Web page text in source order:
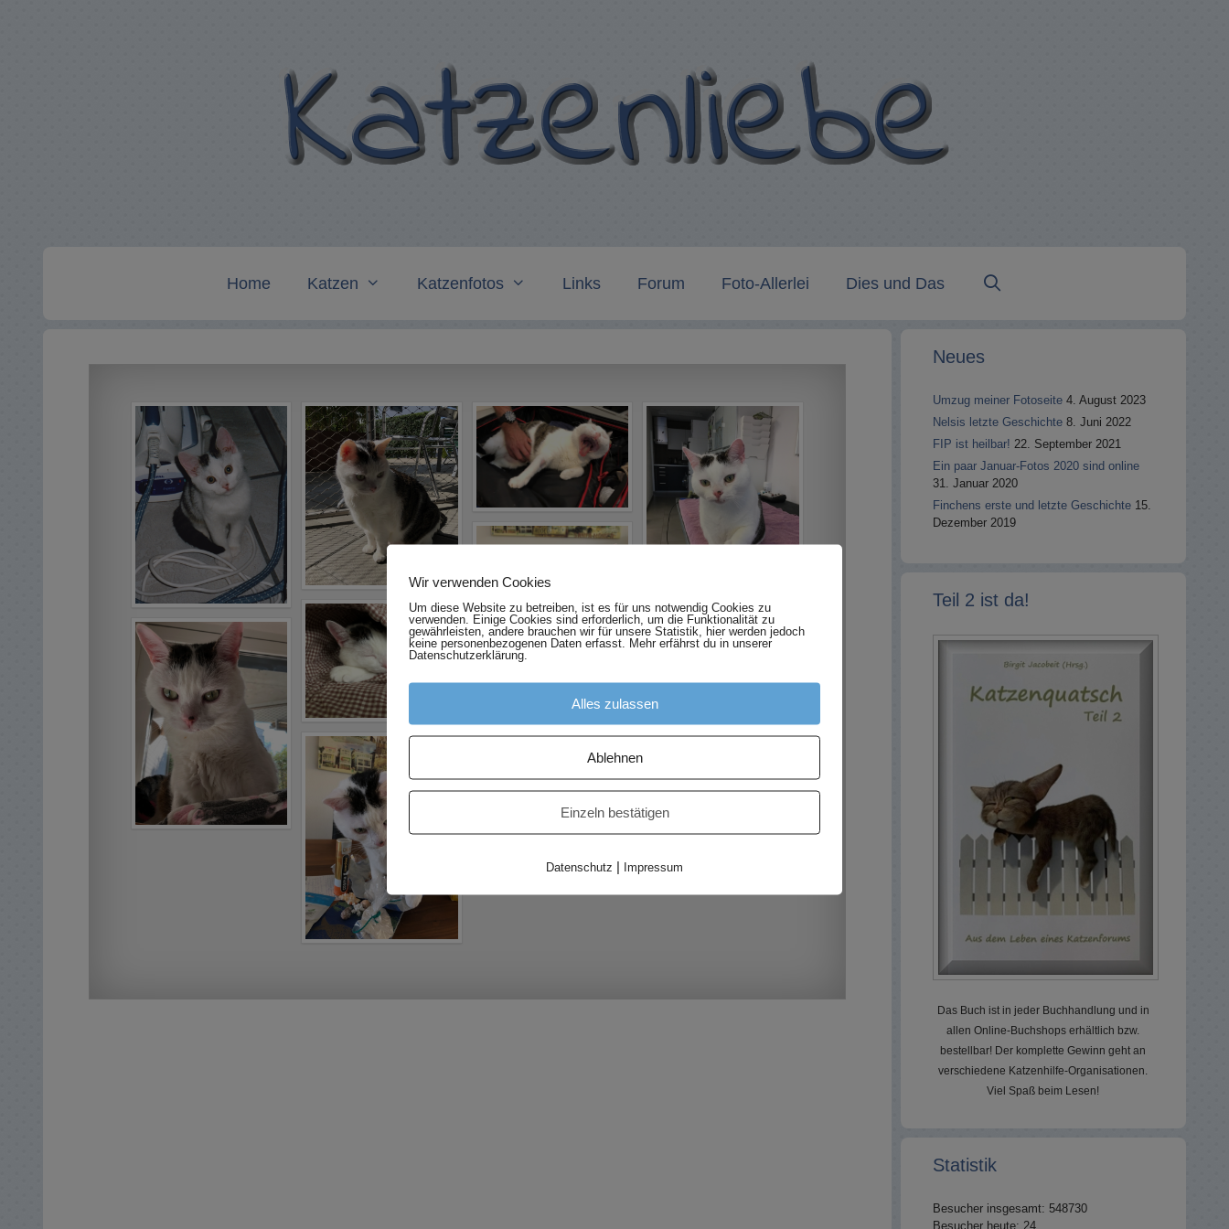
Home Katzen Katzenfotos Links Forum Foto-Allerlei Dies und Das
Neues
Umzug meiner Fotoseite 4. August 2023
Nelsis letzte Geschichte 8. Juni 2022
FIP ist heilbar! 22. September 2021
Ein paar Januar-Fotos 2020 sind online
31. Januar 2020
Finchens erste und letzte Geschichte 15.
Dezember 2019
Teil 2 ist da!
Das Buch ist in jeder Buchhandlung und in
allen Online-Buchshops erhältlich bzw.
bestellbar! Der komplette Gewinn geht an
verschiedene Katzenhilfe-Organisationen.
Viel Spaß beim Lesen!
Statistik
Besucher insgesamt: 548730
Besucher heute: 24
Wir verwenden Cookies
Um diese Website zu betreiben, ist es für uns notwendig Cookies zu
verwenden. Einige Cookies sind erforderlich, um die Funktionalität zu
gewährleisten, andere brauchen wir für unsere Statistik, hier werden jedoch
keine personenbezogenen Daten erfasst. Mehr erfährst du in unserer
Datenschutzerklärung.
Alles zulassen
Ablehnen
Einzeln bestätigen
Datenschutz | Impressum